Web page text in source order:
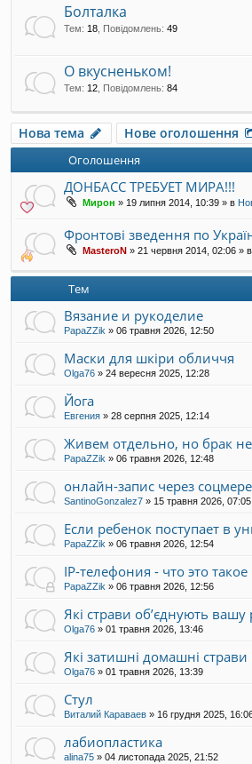
Болталка
Тем: 18 Повідомлень: 49
О вкусненьком!
Тем: 12 Повідомлень: 84
Нова тема Нове оголошення
Оголошення
ДОНБАСС ТРЕБУЕТ МИРА!!!
Мирон » 19 липня 2014, 10:39 » в
Фронтові зведення по
MasteroN » 21 червня 2014, 02:06 » в
Тем
Вязание и рукоделие
PapaZZik » 06 травня 2026, 12:50
Маски для шкіри обличчя
Olga76 » 24 вересня 2025, 12:28
Йога
Евгения » 28 серпня 2025, 12:14
Живем отдельно, но брак не
PapaZZik » 06 травня 2026, 12:48
онлайн-запис через
SantinoGonzalez7 » 15 травня 2026, 07:05
Если ребенок поступает в
PapaZZik » 06 травня 2026, 12:54
IP-телефония - что это такое
PapaZZik » 06 травня 2026, 12:56
Які страви об’єднують
Olga76 » 01 травня 2026, 13:46
Які затишні домашні страви
Olga76 » 01 травня 2026, 13:39
Стул
Виталий Караваев » 16 грудня 2025,
лабиопластика
alina75 » 04 листопада 2025, 21:52